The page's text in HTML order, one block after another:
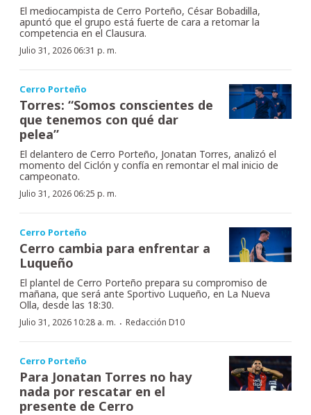
El mediocampista de Cerro Porteño, César Bobadilla,
apuntó que el grupo está fuerte de cara a retomar la
competencia en el Clausura.
Julio 31, 2026 06:31 p. m.
Cerro Porteño
Torres: “Somos conscientes de
que tenemos con qué dar
pelea”
El delantero de Cerro Porteño, Jonatan Torres, analizó el
momento del Ciclón y confía en remontar el mal inicio de
campeonato.
Julio 31, 2026 06:25 p. m.
Cerro Porteño
Cerro cambia para enfrentar a
Luqueño
El plantel de Cerro Porteño prepara su compromiso de
mañana, que será ante Sportivo Luqueño, en La Nueva
Olla, desde las 18:30.
Julio 31, 2026 10:28 a. m. · Redacción D10
Cerro Porteño
Para Jonatan Torres no hay
nada por rescatar en el
presente de Cerro